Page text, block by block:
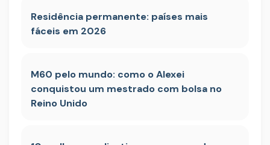
Residência permanente: países mais
fáceis em 2026
M60 pelo mundo: como o Alexei
conquistou um mestrado com bolsa no
Reino Unido